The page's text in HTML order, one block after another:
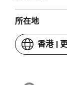
所在地
香港 |
你